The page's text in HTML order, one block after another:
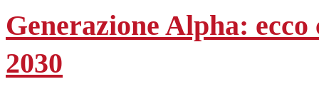
Generazione Alpha:
2030